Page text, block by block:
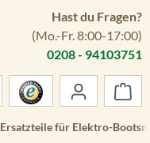
Hast du Fragen?
(Mo.-Fr. 8:00-17:00)
0208 - 94103751
Ersatzteile für Elektro-